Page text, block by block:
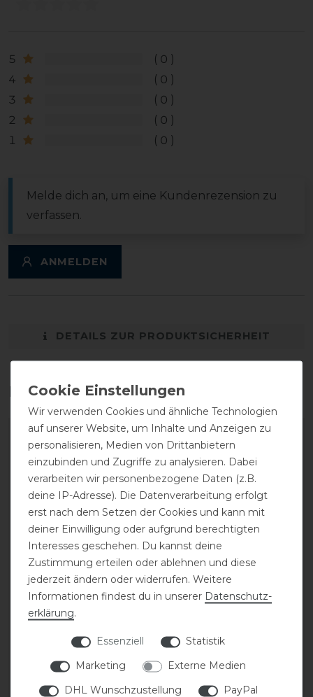
5
0
4
0
3
0
2
0
1
0
Melde dich an, um eine Kundenrezension zu
verfassen.
ANMELDEN
DETAILS ZUR PRODUKTSICHERHEIT
Das perfekte Zubehör für dich
-20%
Eskadron Classic Sports
26 Zip-Shirt Damen
ARTIKEL MERKEN
-20%
Eskadron Classic Sports
26 Hybrid Waistcoat
statt 99,95 €
79,96 € *
ARTIKEL MERKEN
Wir verwenden Cookies und ähnliche Technologien
auf unserer Website, um Inhalte und Anzeigen zu
personalisieren, Medien von Drittanbietern
einzubinden und Zugriffe zu analysieren. Dabei
verarbeiten wir personenbezogene Daten (z.B.
deine IP-Adresse). Die Datenverarbeitung erfolgt
erst nach dem Setzen der Cookies und kann mit
deiner Einwilligung oder aufgrund berechtigten
Interesses geschehen. Du kannst deine
Zustimmung erteilen oder ablehnen und diese
jederzeit ändern oder widerrufen. Weitere
Informationen findest du in unserer Daten­schutz­
erklärung.
Essenziell
Statistik
Marketing
Externe Medien
DHL Wunschzustellung
PayPal